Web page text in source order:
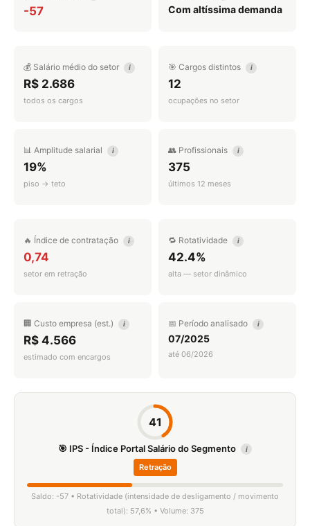
-57 Com altíssima demanda
💰 Salário médio do setor i
R$ 2.686
todos os cargos
🎯 Cargos distintos i
12
ocupações no setor
📊 Amplitude salarial i
19%
piso → teto
👥 Profissionais i
375
últimos 12 meses
🔥 Índice de contratação i
0,74
setor em retração
🔁 Rotatividade i
42.4%
alta — setor dinâmico
🏢 Custo empresa (est.) i
R$ 4.566
estimado com encargos
📅 Período analisado i
07/2025
até 06/2026
41
🎯 IPS - Índice Portal Salário do Segmento i
Retração
Saldo: -57 • Rotatividade (intensidade de desligamento / movimento
total): 57,6% • Volume: 375